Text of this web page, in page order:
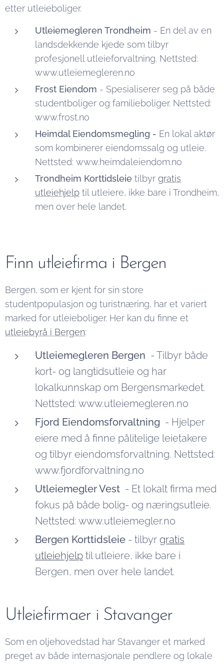
etter utleieboliger.
Utleiemegleren Trondheim - En del av en
landsdekkende kjede som tilbyr
profesjonell utleieforvaltning. Nettsted:
www.utleiemegleren.no
Frost Eiendom - Spesialiserer seg på både
studentboliger og familieboliger. Nettsted:
www.frost.no
Heimdal Eiendomsmegling - En lokal aktør
som kombinerer eiendomssalg og utleie.
Nettsted: www.heimdaleiendom.no
Trondheim Korttidsleie tilbyr gratis
utleiehjelp til utleiere, ikke bare i Trondheim,
men over hele landet.
Finn utleiefirma i Bergen
Bergen, som er kjent for sin store
studentpopulasjon og turistnæring, har et variert
marked for utleieboliger. Her kan du finne et
utleiebyrå i Bergen:
Utleiemegleren Bergen - Tilbyr både
kort- og langtidsutleie og har
lokalkunnskap om Bergensmarkedet.
Nettsted: www.utleiemegleren.no
Fjord Eiendomsforvaltning - Hjelper
eiere med å finne pålitelige leietakere
og tilbyr eiendomsforvaltning. Nettsted:
www.fjordforvaltning.no
Utleiemegler Vest - Et lokalt firma med
fokus på både bolig- og næringsutleie.
Nettsted: www.utleiemegler.no
Bergen Korttidsleie - tilbyr gratis
utleiehjelp til utleiere, ikke bare i
Bergen, men over hele landet.
Utleiefirmaer i Stavanger
Som en oljehovedstad har Stavanger et marked
preget av både internasjonale pendlere og lokale